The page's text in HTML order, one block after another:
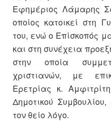
Εφημέριος Λάμαρης
οποίος κατοικεί στη
του, ενώ ο Επίσκοπός
και στη συνέχεια
στην οποία
χριστιανών, με
Ερετρίας κ.
Δημοτικού
τον θείο λόγο.